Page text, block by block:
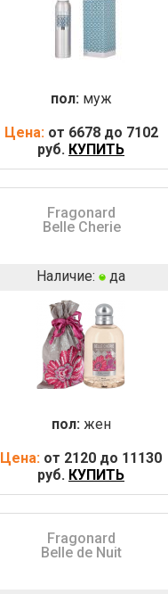
пол: муж
Цена: от 6678 до 7102
руб. КУПИТЬ
Fragonard
Belle Cherie
Наличие: да
пол: жен
Цена: от 2120 до 11130
руб. КУПИТЬ
Fragonard
Belle de Nuit